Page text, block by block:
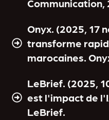
Communication,
Onyx. (2025, 17
transforme
marocaines.
LeBrief. (2025,
est l'impact de
LeBrief.